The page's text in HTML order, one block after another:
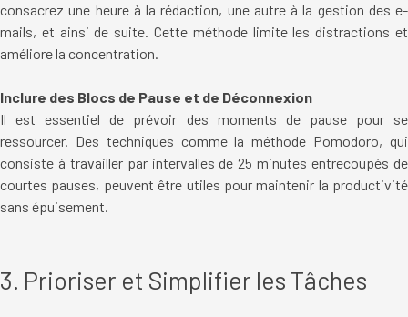
consacrez une heure à la rédaction, une autre à la gestion des e-
mails, et ainsi de suite. Cette méthode limite les distractions et
améliore la concentration.
Inclure des Blocs de Pause et de Déconnexion
Il est essentiel de prévoir des moments de pause pour se
ressourcer. Des techniques comme la méthode Pomodoro, qui
consiste à travailler par intervalles de 25 minutes entrecoupés de
courtes pauses, peuvent être utiles pour maintenir la productivité
sans épuisement.
3. Prioriser et Simplifier les Tâches